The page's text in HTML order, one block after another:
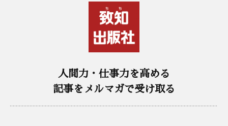
人間力・仕事力を高める
記事をメルマガで受け取る